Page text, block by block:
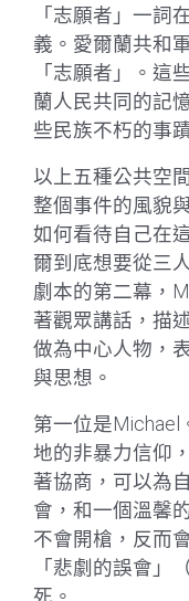
「志願者」一詞
義。愛爾蘭共和
「志願者」。這
蘭人民共同的記
些民族不朽的事
以上五種公共空
整個事件的風貌
如何看待自己在
爾到底想要從三
劇本的第二幕，
著觀眾講話，描
做為中心人物，
與思想。
第一位是Michael
地的非暴力信仰
著協商，可以為
會，和一個溫馨
不會開槍，反而
「悲劇的誤會」